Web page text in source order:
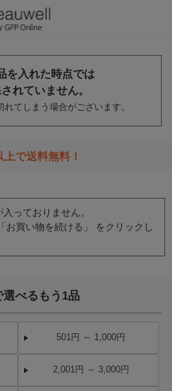
を入れた時点では
れていません。
てしまう場合がございます。
で送料無料！
っておりません。
お買い物を続ける」 をクリックし
選べるもう1品
501円 ～ 1,000円
2,001円 ～ 3,000円